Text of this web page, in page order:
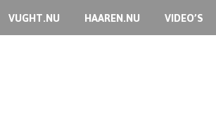
VUGHT.NU HAAREN.NU VIDEO’S